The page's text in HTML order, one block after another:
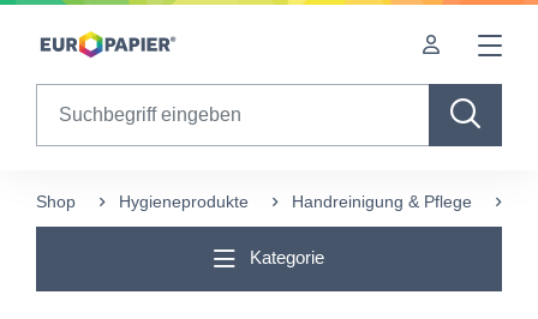
Table Of Content
Shop Hygieneprodukte Handreinigung & Pflege
Kategorie